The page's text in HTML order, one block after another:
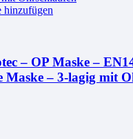
hinzufügen
– OP Maske –
Maske – 3-lagig mit